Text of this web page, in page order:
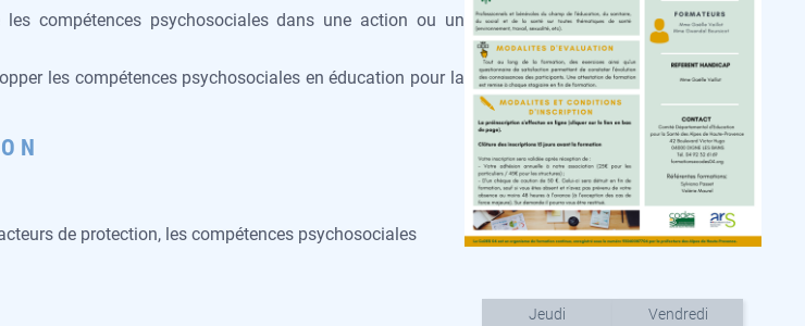
les compétences psychosociales dans une action ou un
les compétences psychosociales en éducation pour la
N
de protection, les compétences psychosociales
Jeudi Vendredi